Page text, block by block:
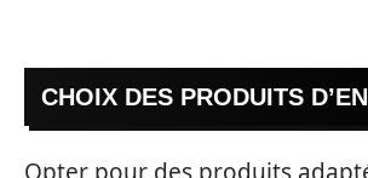
CHOIX DES PRODUITS
Opter pour des produits